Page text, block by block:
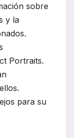
sobre
y la
Portraits.
para su